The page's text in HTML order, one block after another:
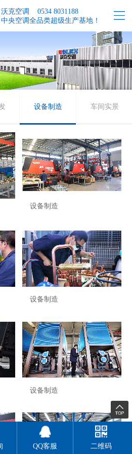
沃克空调 0534 8031188
中央空调全品类超级生产基地！
设备制造 车间实景
设备制造
设备制造
设备制造
QQ客服 二维码